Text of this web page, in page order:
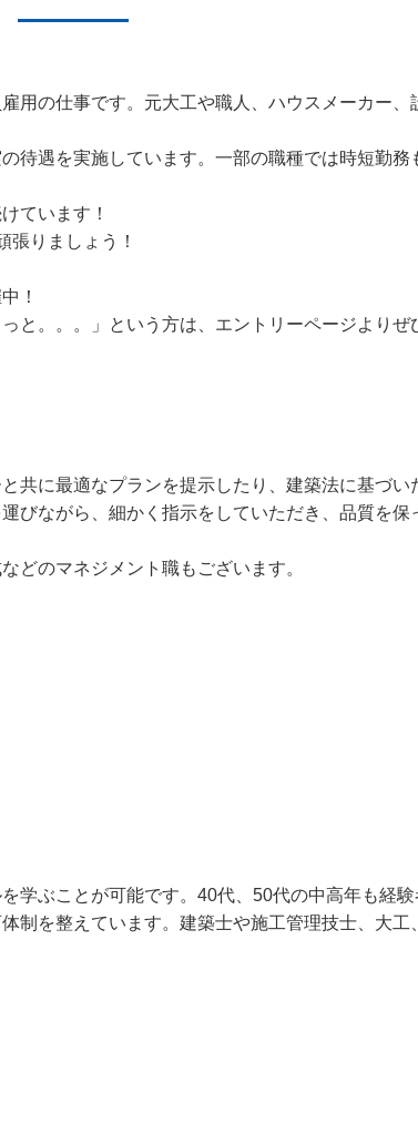
用の仕事です。元大工や職人、ハウスメーカー、
待遇を実施しています。一部の職種では時短勤務
ています！
張りましょう！
！
と。。。」という方は、エントリーページよりぜ
共に最適なプランを提示したり、建築法に基づい
びながら、細かく指示をしていただき、品質を保
どのマネジメント職もございます。
学ぶことが可能です。40代、50代の中高年も経
制を整えています。建築士や施工管理技士、大工